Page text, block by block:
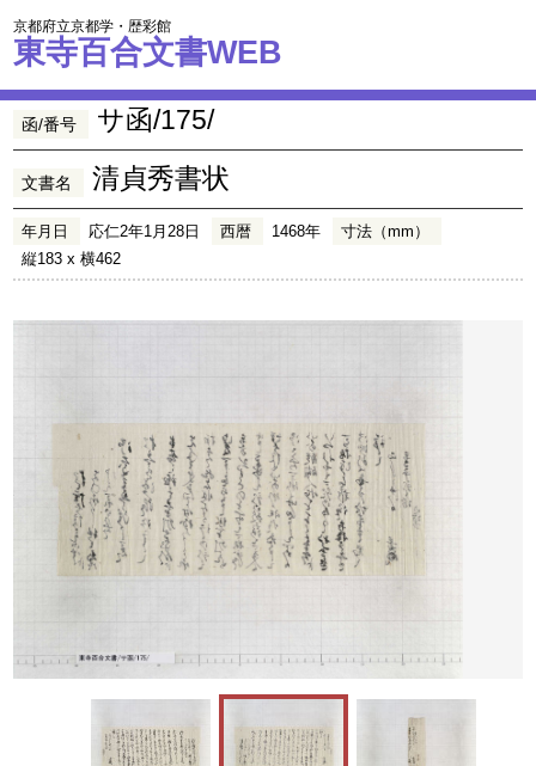
京都府立京都学・歴彩館
東寺百合文書WEB
函/番号 サ函/175/
文書名 清貞秀書状
年月日 応仁2年1月28日 西暦 1468年
寸法（mm）
縦183 x 横462